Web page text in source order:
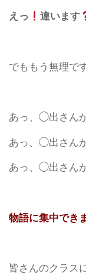
えっ 違います
でももう無理で
あっ、◯出さん
あっ、◯出さん
あっ、◯出さん
物語に集中でき
皆さんのクラス